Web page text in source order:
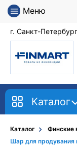
Меню
г. Санкт-Петербург
Каталог
Каталог Финские
Шар для продувания